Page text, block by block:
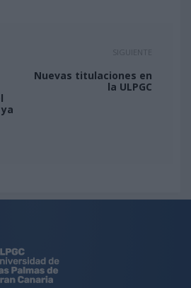
SIGUIENTE
Nuevas titulaciones en
la ULPGC